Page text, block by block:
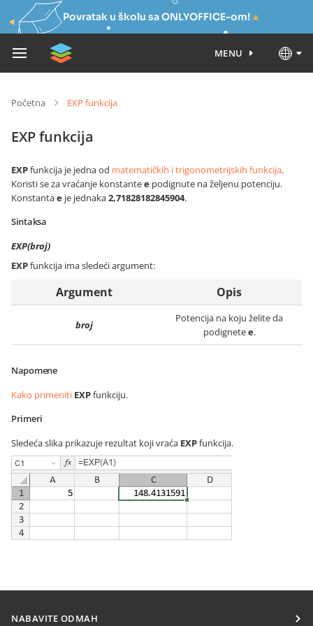
Povratak u školu sa ONLYOFFICE-om!
MENU
Početna EXP funkcija
EXP funkcija
EXPfunkcija je jedna od matematičkih i trigonometrijskih funkcija.
Koristi se za vraćanje konstantee podignute na željenu potenciju.
Konstantae je jednaka2,71828182845904.
Sintaksa
EXP(broj)
EXPfunkcija ima sledeći argument:
Argument Opis
broj
Potencija na koju želite da
podignetee.
Napomene
Kako primeniti EXPfunkciju.
Primeri
Sledeća slika prikazuje rezultat koji vraća EXPfunkcija.
NABAVITE ODMAH